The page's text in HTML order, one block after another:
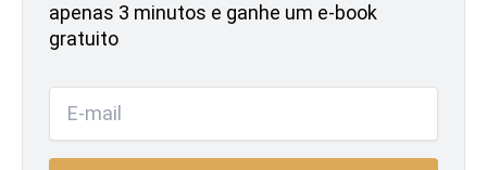
apenas 3 minutos e ganhe um e-book
gratuito